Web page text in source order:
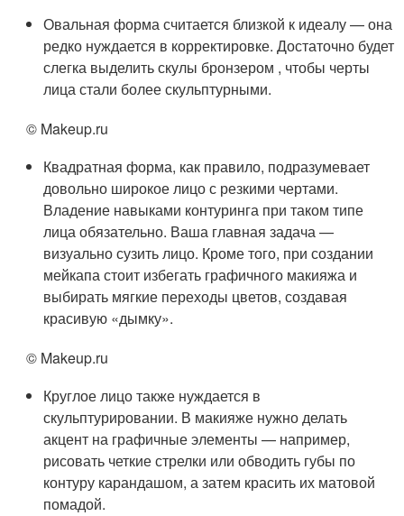
Овальная форма считается близкой к идеалу — она
редко нуждается в корректировке. Достаточно будет
слегка выделить скулы бронзером , чтобы черты
лица стали более скульптурными.
© Makeup.ru
Квадратная форма, как правило, подразумевает
довольно широкое лицо с резкими чертами.
Владение навыками контуринга при таком типе
лица обязательно. Ваша главная задача —
визуально сузить лицо. Кроме того, при создании
мейкапа стоит избегать графичного макияжа и
выбирать мягкие переходы цветов, создавая
красивую «дымку».
© Makeup.ru
Круглое лицо также нуждается в
скульптурировании. В макияже нужно делать
акцент на графичные элементы — например,
рисовать четкие стрелки или обводить губы по
контуру карандашом, а затем красить их матовой
помадой.